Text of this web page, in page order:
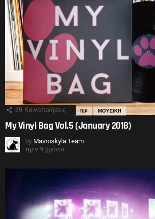
39 Κοινοποιήσεις TOP ΜΟΥΣΙΚΗ
My Vinyl Bag Vol.5 (January 2018)
by Mavroskyla Team
πριν 9 χρόνια